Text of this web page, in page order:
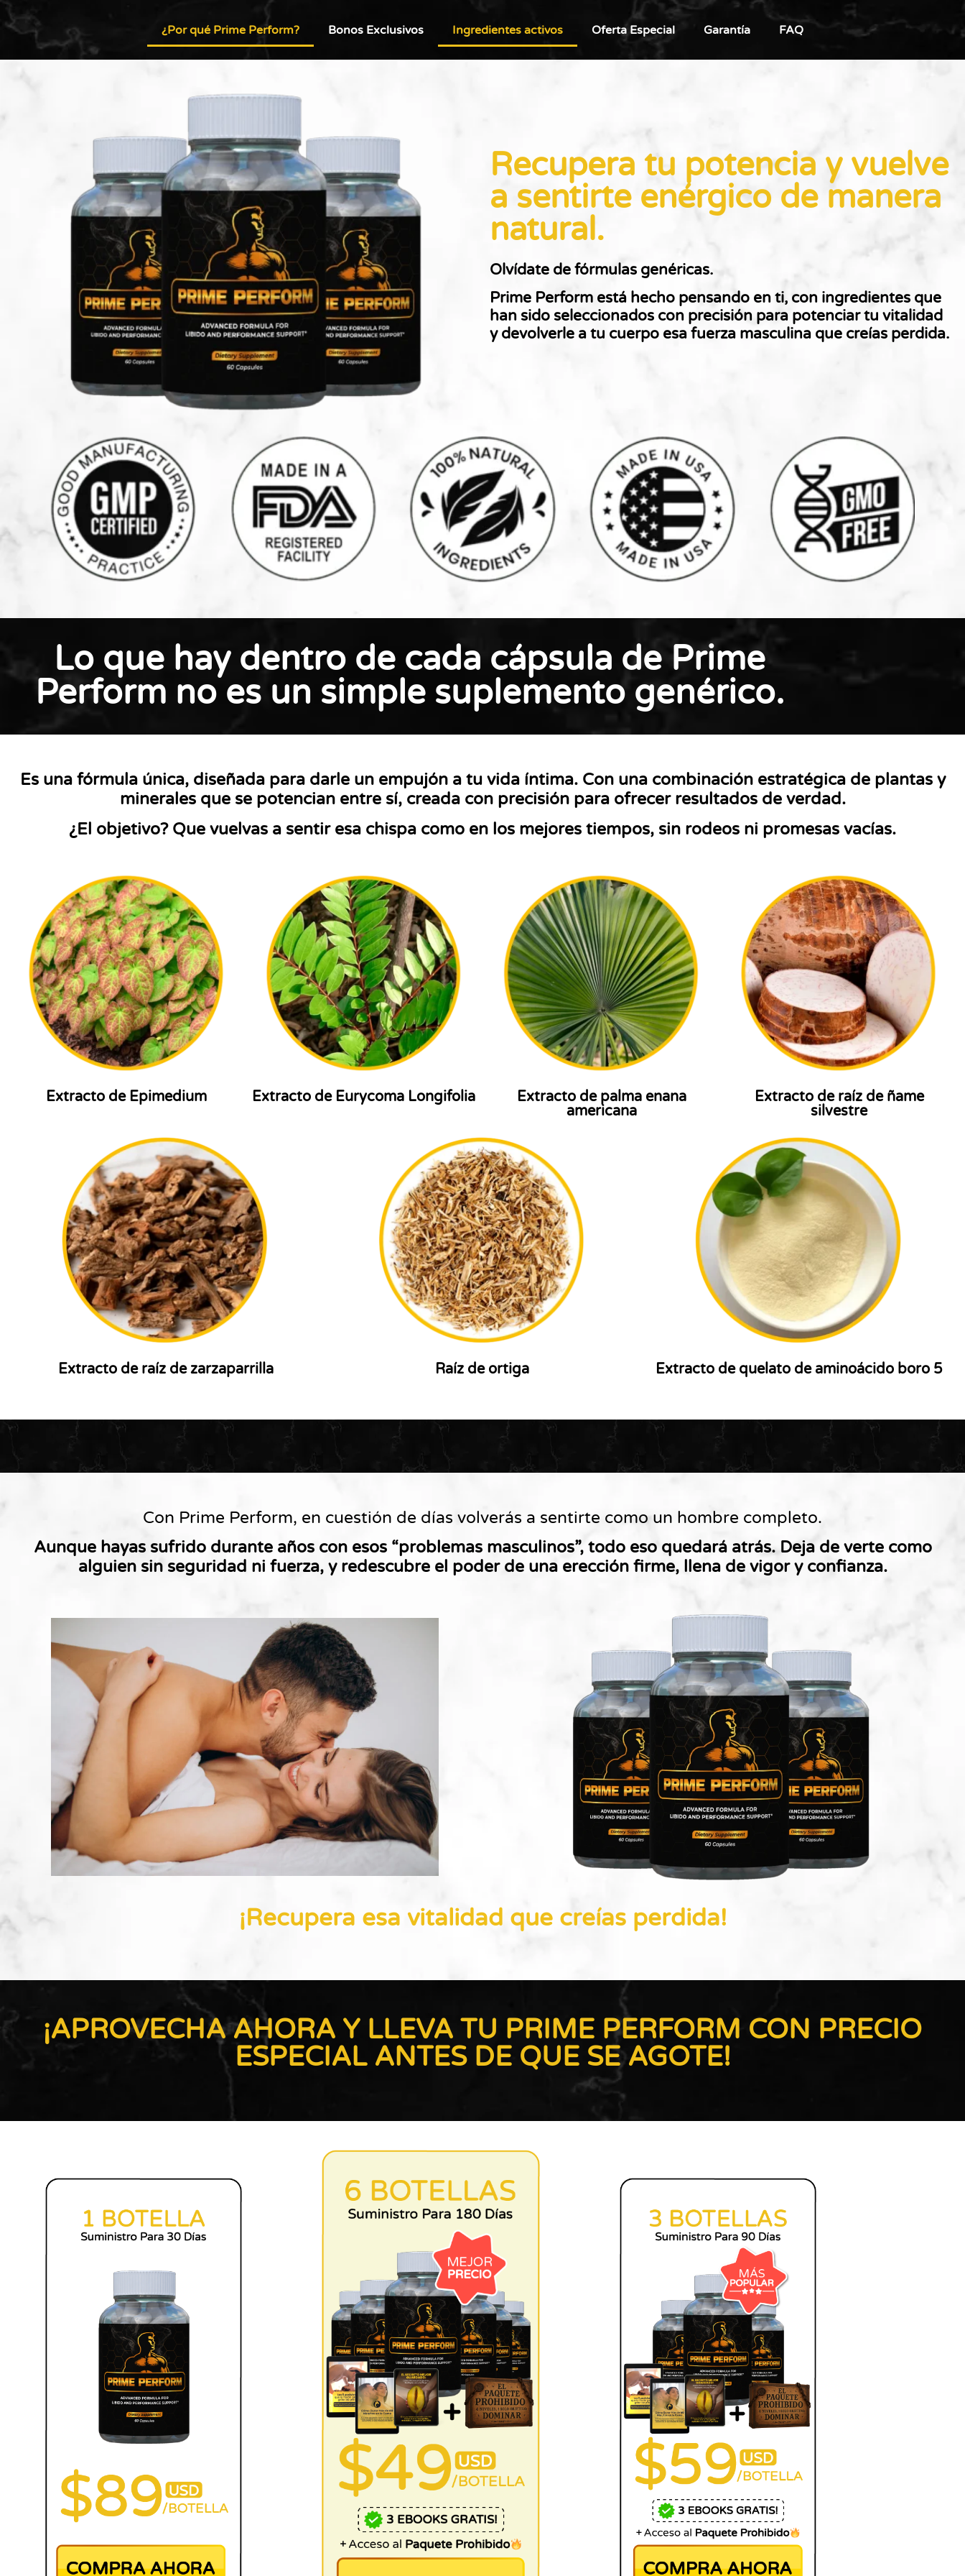
¿Por qué Prime Perform? Bonos Exclusivos Ingredientes activos Oferta Especial Garantía FAQ
Recupera tu potencia y vuelve
a sentirte enérgico de manera
natural.
Olvídate de fórmulas genéricas.
Prime Perform está hecho pensando en ti, con ingredientes que
han sido seleccionados con precisión para potenciar tu vitalidad
y devolverle a tu cuerpo esa fuerza masculina que creías perdida.
Lo que hay dentro de cada cápsula de Prime
Perform no es un simple suplemento genérico.
Es una fórmula única, diseñada para darle un empujón a tu vida íntima. Con una combinación estratégica de plantas y
minerales que se potencian entre sí, creada con precisión para ofrecer resultados de verdad.
¿El objetivo? Que vuelvas a sentir esa chispa como en los mejores tiempos, sin rodeos ni promesas vacías.
Extracto de Epimedium Extracto de Eurycoma Longifolia
Extracto de palma enana
americana
Extracto de raíz de ñame
silvestre
Extracto de raíz de zarzaparrilla Raíz de ortiga Extracto de quelato de aminoácido boro 5
Con Prime Perform, en cuestión de días volverás a sentirte como un hombre completo.
Aunque hayas sufrido durante años con esos “problemas masculinos”, todo eso quedará atrás. Deja de verte como
alguien sin seguridad ni fuerza, y redescubre el poder de una erección firme, llena de vigor y confianza.
¡Recupera esa vitalidad que creías perdida!
¡APROVECHA AHORA Y LLEVA TU PRIME PERFORM CON PRECIO
ESPECIAL ANTES DE QUE SE AGOTE!